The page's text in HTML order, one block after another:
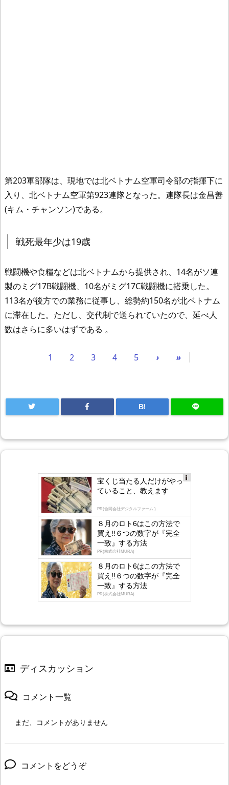
第203軍部隊は、現地では北ベトナム空軍司令部の指揮下に
入り、北ベトナム空軍第923連隊となった。連隊長は金昌善
(キム・チャンソン)である。
戦死最年少は19歳
戦闘機や食糧などは北ベトナムから提供され、14名がソ連
製のミグ17B戦闘機、10名がミグ17C戦闘機に搭乗した。
113名が後方での業務に従事し、総勢約150名が北ベトナム
に滞在した。ただし、交代制で送られていたので、延べ人
数はさらに多いはずである 。
1 2 3 4 5 › »
B!
gly
宝くじ当たる人だけがやっ
ていること、教えます
PR(合同会社デジタルファーム )
８月のロト6はこの方法で
買え!!６つの数字が『完全
一致』する方法
PR(株式会社MURA)
８月のロト6はこの方法で
買え!!６つの数字が『完全
一致』する方法
PR(株式会社MURA)
ディスカッション
コメント一覧
まだ、コメントがありません
コメントをどうぞ